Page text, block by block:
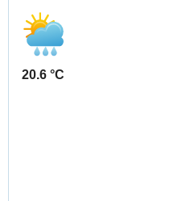
20.6 °C